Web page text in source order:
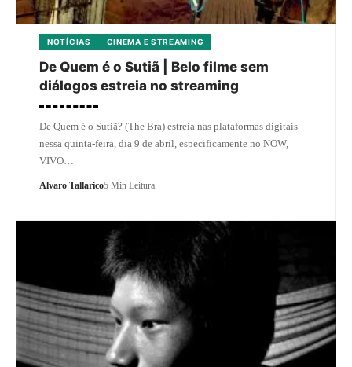
NOTÍCIAS CINEMA E STREAMING
De Quem é o Sutiã | Belo filme sem
diálogos estreia no streaming
De Quem é o Sutiã? (The Bra) estreia nas plataformas digitais
nessa quinta-feira, dia 9 de abril, especificamente no NOW,
VIVO…
Alvaro Tallarico5 Min Leitura